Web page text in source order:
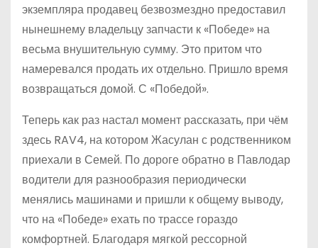
экземпляра продавец безвозмездно предоставил
нынешнему владельцу запчасти к «Победе» на
весьма внушительную сумму. Это притом что
намеревался продать их отдельно. Пришло время
возвращаться домой. С «Победой».
Теперь как раз настал момент рассказать, при чём
здесь RAV4, на котором Жасулан с родственником
приехали в Семей. По дороге обратно в Павлодар
водители для разнообразия периодически
менялись машинами и пришли к общему выводу,
что на «Победе» ехать по трассе гораздо
комфортней. Благодаря мягкой рессорной